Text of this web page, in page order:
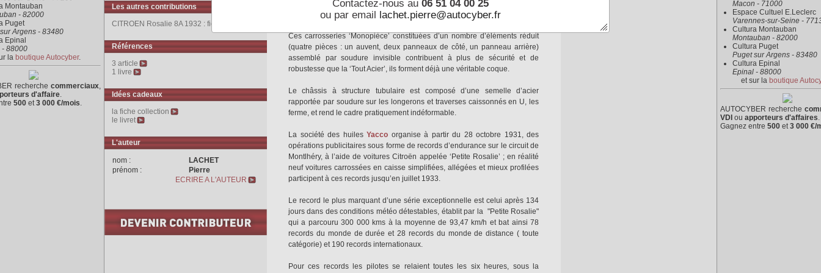
Les autres contributions
CITROEN Rosalie 8A 1932 : fiche technique
Références
3 article
1 livre
Idées cadeaux
la fiche collection
le livret
L'auteur
nom :
LACHET
prénom :
Pierre
ECRIRE A L'AUTEUR
C’est, en somme, l’application à la voiture de large diffusion, les principes
Ces carrosseries ‘Monopièce’ constituées d’un nombre d’éléments réduit
(quatre pièces : un auvent, deux panneaux de côté, un panneau arrière)
assemblé par soudure invisible contribuent à plus de sécurité et de
robustesse que la ‘Tout Acier’, ils forment déjà une véritable coque.
Le châssis à structure tubulaire est composé d’une semelle d’acier
rapportée par soudure sur les longerons et traverses caissonnés en U, les
ferme, et rend le cadre pratiquement indéformable.
La société des huiles Yacco organise à partir du 28 octobre 1931, des
opérations publicitaires sous forme de records d’endurance sur le circuit de
Montlhéry, à l’aide de voitures Citroën appelée ‘Petite Rosalie’ ; en réalité
neuf voitures carrossées en caisse simplifiées, allégées et mieux profilées
participent à ces records jusqu’en juillet 1933.
Le record le plus marquant d’une série exceptionnelle est celui après 134
jours dans des conditions météo détestables, établit par la "Petite Rosalie"
qui a parcouru 300 000 kms à la moyenne de 93,47 km/h et bat ainsi 78
records du monde de durée et 28 records du monde de distance ( toute
catégorie) et 190 records internationaux.
Pour ces records les pilotes se relaient toutes les six heures, sous la
Montauban
- 82000
Puget
Argens - 83480
Epinal
- 88000
la boutique Autocyber.
recherche commerciaux,
d'affaire.
500 et3 000 €/mois.
Macon - 71000
Espace Cultuel E.Leclerc
Varennes-sur-Seine -
Cultura Montauban
Montauban - 82000
Cultura Puget
Puget sur Argens - 83480
Cultura Epinal
Epinal - 88000
et sur la boutique
AUTOCYBER recherche
VDI ou apporteurs d'affaires.
Gagnez entre 500 et3 000 €/
Contactez-nous au 06 51 04 00 25
ou par email lachet.pierre@autocyber.fr